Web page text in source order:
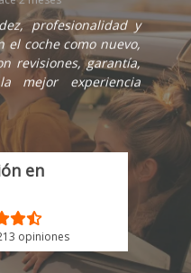
este concesionario y
Todo el personal
y atento en todo
de la compra fue
en
opiniones